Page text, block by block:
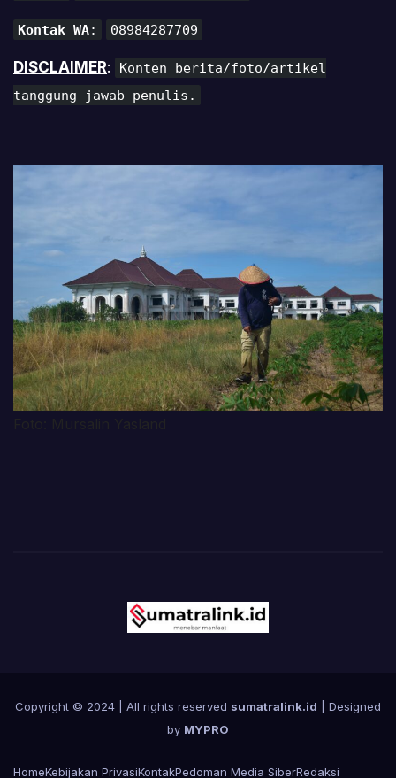
Kontak WA: 08984287709
DISCLAIMER:
Konten berita/foto/artikel
tanggung jawab penulis.
Copyright © 2024 | All rights reserved sumatralink.id | Designed
by MYPRO
HomeKebijakan PrivasiKontakPedoman Media SiberRedaksi